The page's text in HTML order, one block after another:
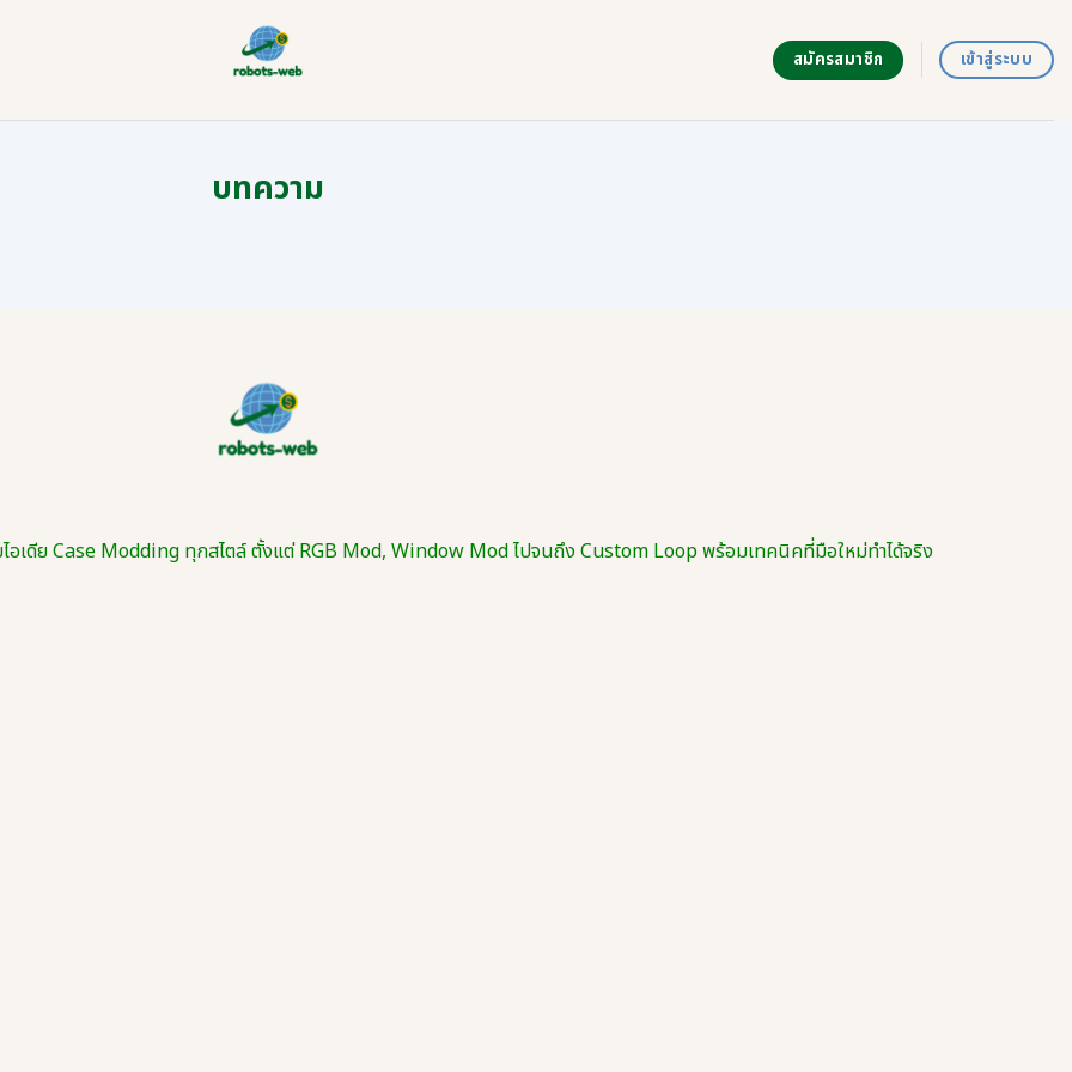
สมัครสมาชิก เข้าสู่ระบบ
บทความ
อเดีย Case Modding ทุกสไตล์ ตั้งแต่ RGB Mod, Window Mod ไปจนถึง Custom Loop พร้อมเทคนิคที่มือใหม่ทำได้จริง